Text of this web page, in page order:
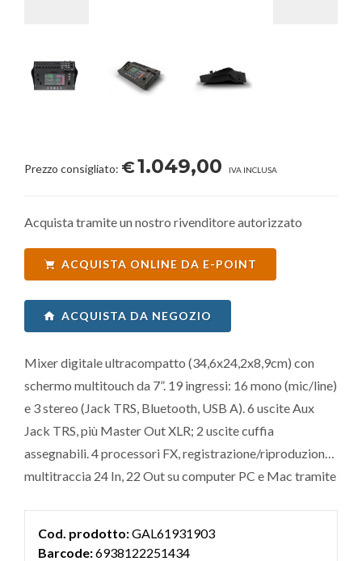
Prezzo consigliato: €1.049,00 IVA INCLUSA
Acquista tramite un nostro rivenditore autorizzato
ACQUISTA ONLINE DA E-POINT
ACQUISTA DA NEGOZIO
Mixer digitale ultracompatto (34,6x24,2x8,9cm) con
schermo multitouch da 7”. 19 ingressi: 16 mono (mic/line)
e 3 stereo (Jack TRS, Bluetooth, USB A). 6 uscite Aux
Jack TRS, più Master Out XLR; 2 uscite cuffia
assegnabili. 4 processori FX, registrazione/riproduzione
multitraccia 24 In, 22 Out su computer PC e Mac tramite
Connettività di
Cod. prodotto:GAL61931903
Barcode:6938122251434